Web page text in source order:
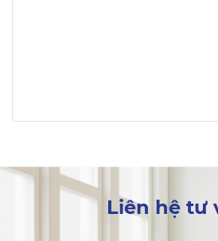
Liên hệ tư